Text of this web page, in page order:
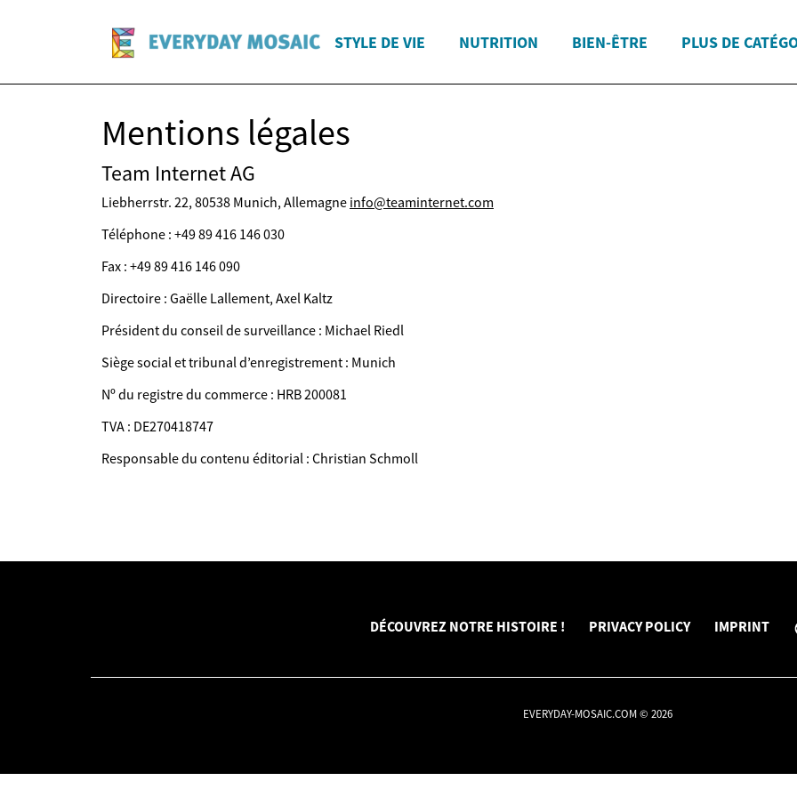
STYLE DE VIE NUTRITION BIEN-ÊTRE PLUS DE
Mentions légales
Team Internet AG
Liebherrstr. 22, 80538 Munich, Allemagne info@teaminternet.com
Téléphone : +49 89 416 146 030
Fax : +49 89 416 146 090
Directoire : Gaëlle Lallement, Axel Kaltz
Président du conseil de surveillance : Michael Riedl
Siège social et tribunal d’enregistrement : Munich
Nº du registre du commerce : HRB 200081
TVA : DE270418747
Responsable du contenu éditorial : Christian Schmoll
DÉCOUVREZ NOTRE HISTOIRE ! PRIVACY POLICY IMPRINT
EVERYDAY-MOSAIC.COM © 2026